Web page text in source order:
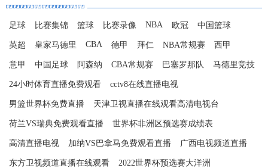
足球 比赛集锦 篮球 比赛录像 NBA 欧冠 中国篮球
英超 皇家马德里 CBA 德甲 拜仁 NBA常规赛 西甲
意甲 中国足球 阿森纳 CBA常规赛 巴塞罗那队 马德里竞技
24小时体育直播免费观看 cctv8在线直播电视
男篮世界杯免费直播 天津卫视直播在线观看高清电视台
荷兰VS瑞典免费观看直播 世界杯非洲区预选赛成绩表
高清直播电视 加纳VS巴拿马免费观看直播 广西电视频道直播
东方卫视频道直播在线观看 2022世界杯预选赛大洋洲